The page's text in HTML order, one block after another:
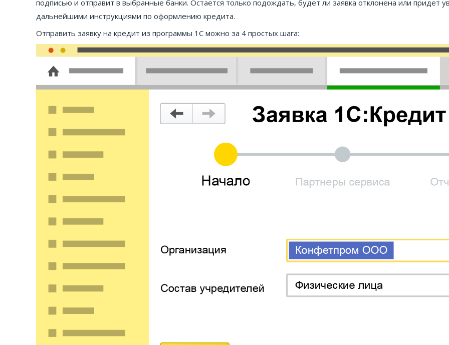
подписью и отправит в выбранные банки. Остается только подождать, будет ли заявка отклонена или
дальнейшими инструкциями по оформлению кредита.
Отправить заявку на кредит из программы 1С можно за 4 простых шага: